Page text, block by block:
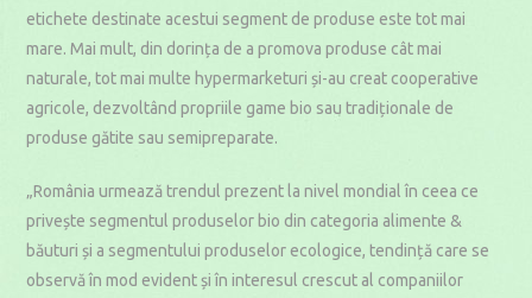
etichete destinate acestui segment de produse este tot mai
mare. Mai mult, din dorința de a promova produse cât mai
naturale, tot mai multe hypermarketuri și-au creat cooperative
agricole, dezvoltând propriile game bio sau tradiționale de
produse gătite sau semipreparate.
„România urmează trendul prezent la nivel mondial în ceea ce
privește segmentul produselor bio din categoria alimente &
băuturi și a segmentului produselor ecologice, tendință care se
observă în mod evident și în interesul crescut al companiilor